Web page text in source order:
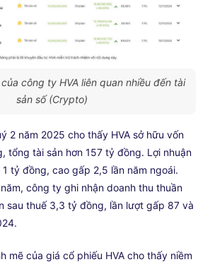
công ty HVA liên quan nhiều đến tài
sản số (Crypto)
2 năm 2025 cho thấy HVA sở hữu vốn
tổng tài sản hơn 157 tỷ đồng. Lợi nhuận
tỷ đồng, cao gấp 2,5 lần năm ngoái.
công ty ghi nhận doanh thu thuần
sau thuế 3,3 tỷ đồng, lần lượt gấp 87 và
mẽ của giá cổ phiếu HVA cho thấy niềm